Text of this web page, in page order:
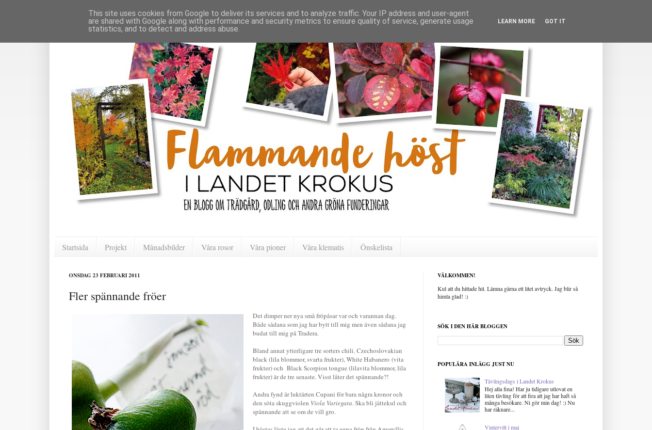
Startsida Projekt Månadsbilder Våra rosor Våra pioner Våra klematis Önskelista
ONSDAG 23 FEBRUARI 2011
Fler spännande fröer
Det dimper ner nya små fröpåsar var och varannan dag.
Både sådana som jag har bytt till mig men även sådana jag
budat till mig på Tradera.
Bland annat ytterligare tre sorters chili. Czechoslovakian
black (lila blommor, svarta frukter), White Habanero (vita
frukter) och Black Scorpion tongue (lilavita blommor, lila
frukter) är de tre senaste. Visst låter det spännande?!
Andra fynd är luktärten Cupani för bara några kronor och
den söta skuggviolen Viola Variegata. Ska bli jättekul och
spännande att se om de vill gro.
VÄLKOMMEN!
Kul att du hittade hit. Lämna gärna ett litet avtryck. Jag blir så
himla glad! :)
SÖK I DEN HÄR BLOGGEN
POPULÄRA INLÄGG JUST NU
Tävlingsdags i Landet Krokus
Hej alla fina! Har ju tidigare utlovat en
liten tävling för att fira att jag har haft så
många besökare. Ni gör min dag! :) Nu
har räknare...
Vintervitt i maj
This site uses cookies from Google to deliver its services and to analyze traffic. Your IP address and user-agent
are shared with Google along with performance and security metrics to ensure quality of service, generate usage
statistics, and to detect and address abuse.
LEARN MORE GOT IT